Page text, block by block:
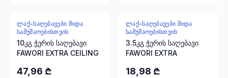
სახლი და
ინტერიერი
10
პროდუქტი
ᲚᲐᲥ-ᲡᲐᲦᲔᲑᲐᲕᲔᲑᲘ ᲨᲘᲓᲐ
ᲡᲐᲛᲣᲨᲐᲝᲔᲑᲘᲡᲗᲕᲘᲡ
10კგ ჭერის საღებავი
FAWORI EXTRA CEILING
47,96 ₾
ᲚᲐᲥ-ᲡᲐᲦᲔᲑᲐᲕᲔᲑᲘ ᲨᲘᲓᲐ
ᲡᲐᲛᲣᲨᲐᲝᲔᲑᲘᲡᲗᲕᲘᲡ
3.5კგ ჭერის საღებავი
FAWORI EXTRA
18,98 ₾